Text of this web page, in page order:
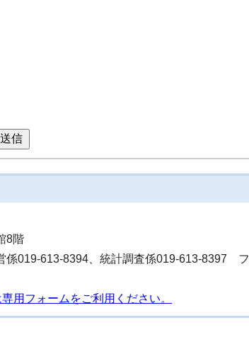
送信
8階
係019-613-8394、統計調査係019-613-8397 フ
用フォームをご利用ください。